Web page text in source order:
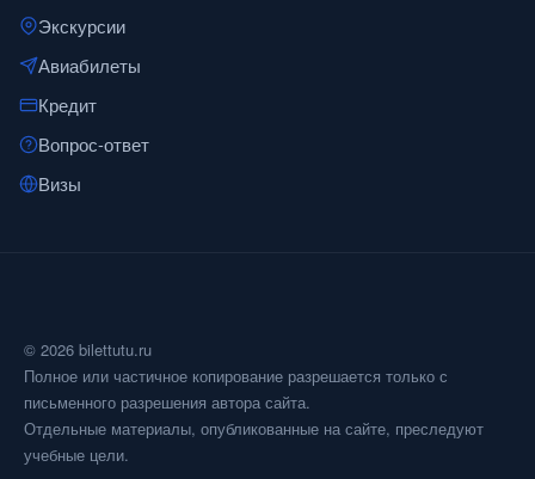
Экскурсии
Авиабилеты
Кредит
Вопрос-ответ
Визы
© 2026 bilettutu.ru
Полное или частичное копирование разрешается только с
письменного разрешения автора сайта.
Отдельные материалы, опубликованные на сайте, преследуют
учебные цели.